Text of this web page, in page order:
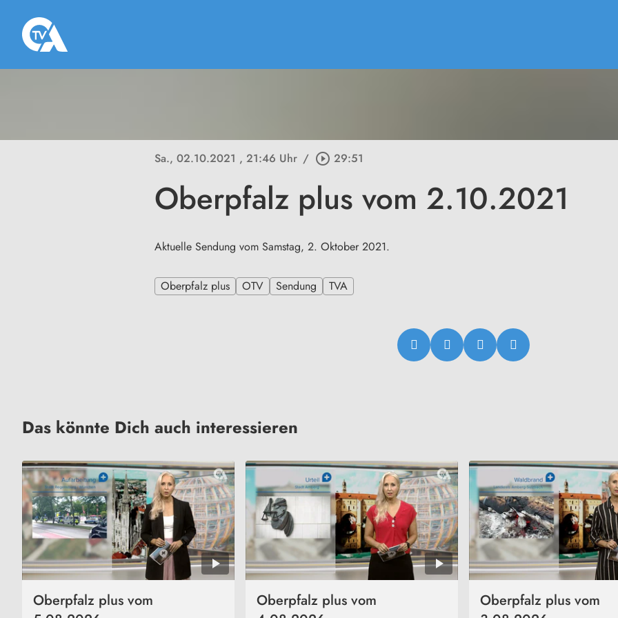
Sa., 02.10.2021 , 21:46 Uhr / play_circle_outline 29:51
Oberpfalz plus vom 2.10.2021
Aktuelle Sendung vom Samstag, 2. Oktober 2021.
Oberpfalz plus OTV Sendung TVA
Das könnte Dich auch interessieren
Oberpfalz plus vom
Oberpfalz plus vom
Oberpfalz plus vom